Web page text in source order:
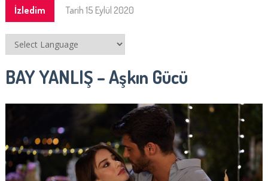
İzledim Tarih 15 Eylül 2020
BAY YANLIŞ – Aşkın Gücü